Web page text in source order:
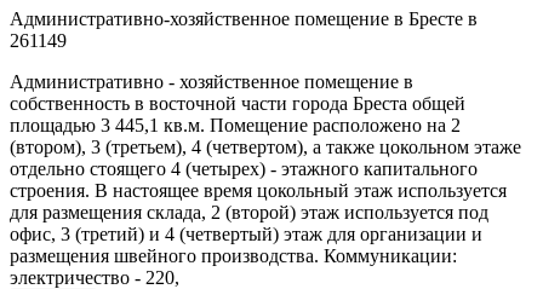
Административно-хозяйственное помещение в Бресте в
261149
Административно - хозяйственное помещение в
собственность в восточной части города Бреста общей
площадью 3 445,1 кв.м. Помещение расположено на 2
(втором), 3 (третьем), 4 (четвертом), а также цокольном этаже
отдельно стоящего 4 (четырех) - этажного капитального
строения. В настоящее время цокольный этаж используется
для размещения склада, 2 (второй) этаж используется под
офис, 3 (третий) и 4 (четвертый) этаж для организации и
размещения швейного производства. Коммуникации:
электричество - 220,